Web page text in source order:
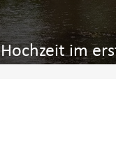
Hochzeit im
Oranienburg